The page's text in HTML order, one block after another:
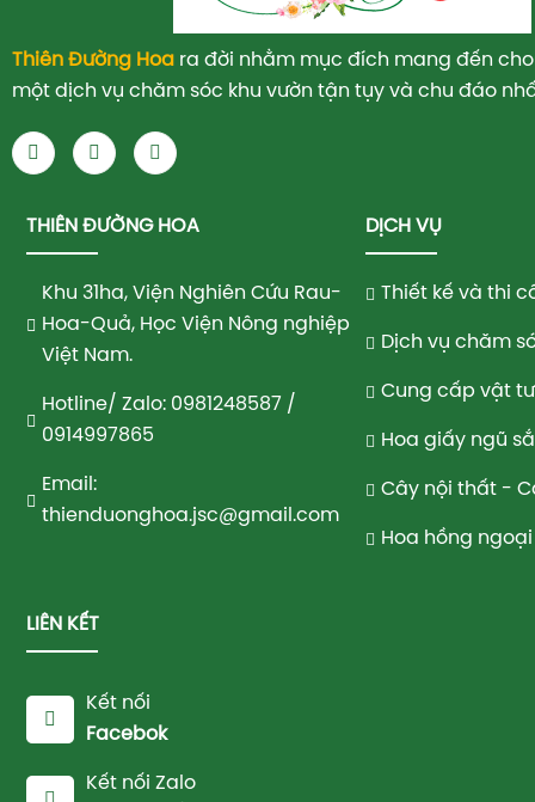
Thiên Đường Hoa ra đời nhằm mục đích mang đến
một dịch vụ chăm sóc khu vườn tận tụy và chu đáo
THIÊN ĐƯỜNG HOA
Khu 31ha, Viện Nghiên Cứu Rau-
Hoa-Quả, Học Viện Nông nghiệp
Việt Nam.
Hotline/ Zalo: 0981248587 /
0914997865
Email:
thienduonghoa.jsc@gmail.com
DỊCH VỤ
Thiết kế và thi
Dịch vụ chăm
Cung cấp vật
Hoa giấy ngũ
Cây nội thất -
Hoa hồng
LIÊN KẾT
Kết nối
Facebok
Kết nối Zalo